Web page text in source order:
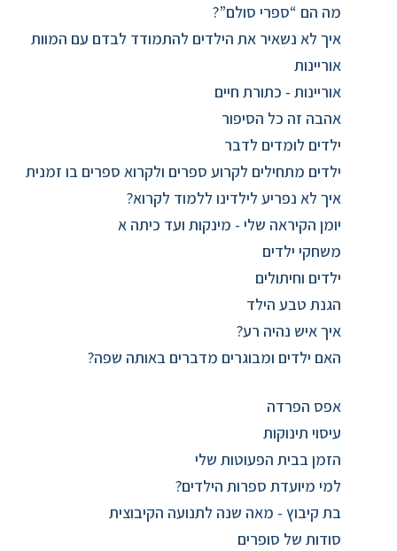
מה הם “ספרי סולם”?
איך לא נשאיר את הילדים להתמודד לבדם עם המוות
אוריינות
אוריינות - כתורת חיים
אהבה זה כל הסיפור
ילדים לומדים לדבר
ילדים מתחילים לקרוע ספרים ולקרוא ספרים בו זמנית
איך לא נפריע לילדינו ללמוד לקרוא?
יומן הקיראה שלי - מינקות ועד כיתה א
משחקי ילדים
ילדים וחיתולים
הגנת טבע הילד
איך איש נהיה רע?
האם ילדים ומבוגרים מדברים באותה שפה?
אפס הפרדה
עיסוי תינוקות
הזמן בבית הפעוטות שלי
למי מיועדת ספרות הילדים?
בת קיבוץ - מאה שנה לתנועה הקיבוצית
סודות של סופרים